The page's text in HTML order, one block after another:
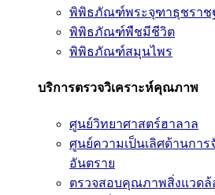
พิพิธภัณฑ์พระจุฑาธุชราช
พิพิธภัณฑ์พืชมีชีวิต
พิพิธภัณฑ์สมุนไพร
บริการตรวจวิเคราะห์คุณภาพ
ศูนย์วิทยาศาสตร์ฮาลาล
ศูนย์ความเป็นเลิศด้านการ
อันตราย
ตรวจสอบคุณภาพสิ่งแวดล้